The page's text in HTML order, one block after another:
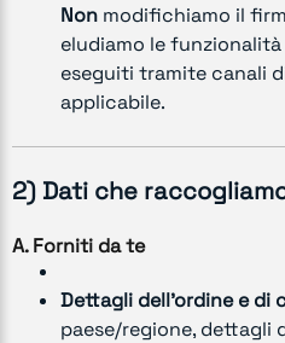
Non modifichiamo il
eludiamo le funzionalità
eseguiti tramite canali
applicabile.
2) Dati che
A. Forniti da te
Dettagli dell’ordine e di
paese/regione, dettagli